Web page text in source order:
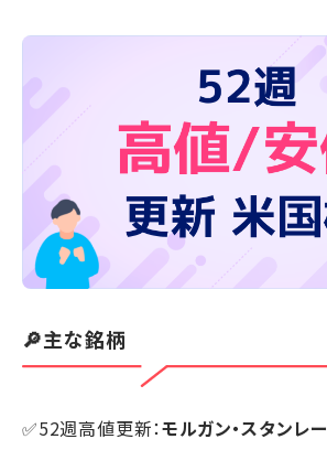
🔎主な銘柄
✅52週高値更新：モルガン・スタンレー